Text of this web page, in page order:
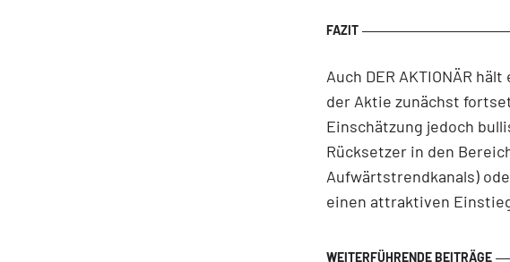
Auch DER AKTIONÄR
der Aktie zunächst
Einschätzung jedoch
Rücksetzer in den
Aufwärtstrendkanals)
einen attraktiven